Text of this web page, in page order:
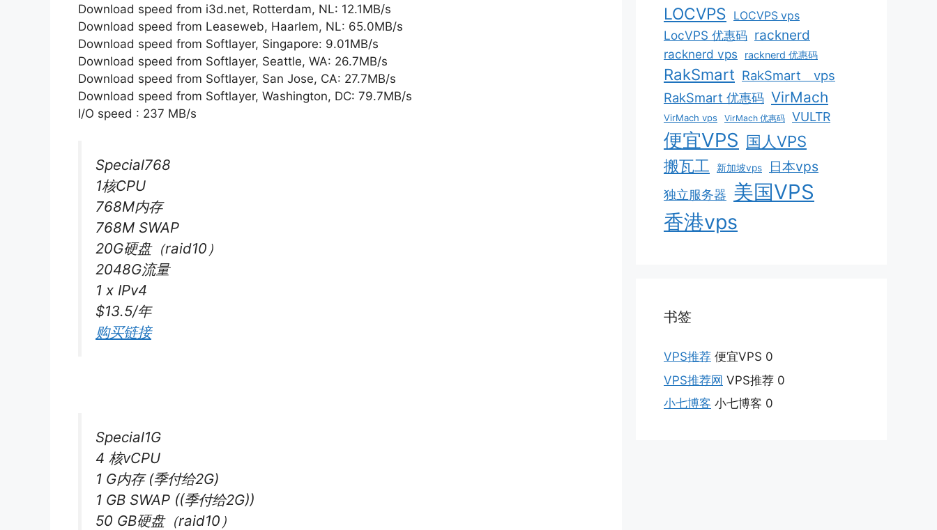
Download speed from i3d.net, Rotterdam, NL: 12.1MB/s
Download speed from Leaseweb, Haarlem, NL: 65.0MB/s
Download speed from Softlayer, Singapore: 9.01MB/s
Download speed from Softlayer, Seattle, WA: 26.7MB/s
Download speed from Softlayer, San Jose, CA: 27.7MB/s
Download speed from Softlayer, Washington, DC: 79.7MB/s
I/O speed : 237 MB/s
Special768
1核CPU
768M内存
768M SWAP
20G硬盘（raid10）
2048G流量
1 x IPv4
$13.5/年
购买链接
Special1G
4 核vCPU
1 G内存 (季付给2G)
1 GB SWAP ((季付给2G))
50 GB硬盘（raid10）
LOCVPS LOCVPS vps
LocVPS 优惠码 racknerd
racknerd vps racknerd 优惠码
RakSmart RakSmart vps
RakSmart 优惠码 VirMach
VirMach vps VirMach 优惠码 VULTR
便宜VPS 国人VPS
搬瓦工
新加坡vps 日本vps
独立服务器 美国VPS
香港vps
书签
VPS推荐 便宜VPS 0
VPS推荐网 VPS推荐 0
小七博客 小七博客 0